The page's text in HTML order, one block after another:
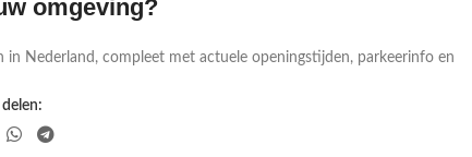
omgeving?
in Nederland, compleet met actuele openingstijden, parkeerinfo en